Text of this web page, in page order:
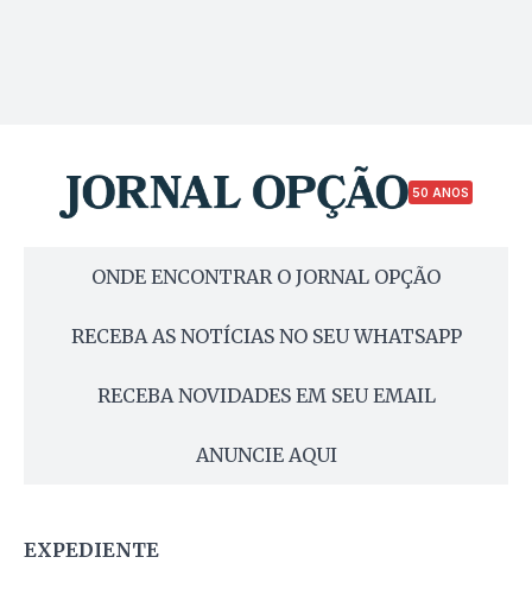
50 ANOS
ONDE ENCONTRAR O JORNAL OPÇÃO
RECEBA AS NOTÍCIAS NO SEU WHATSAPP
RECEBA NOVIDADES EM SEU EMAIL
ANUNCIE AQUI
EXPEDIENTE